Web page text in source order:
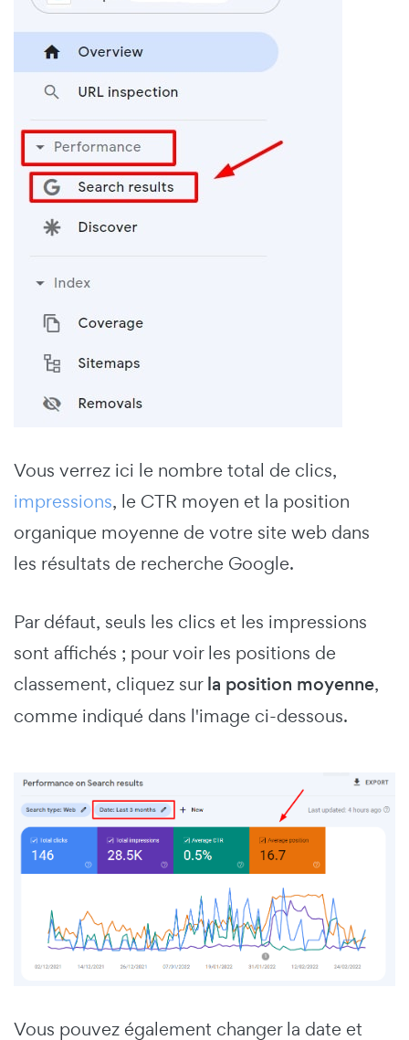
Vous verrez ici le nombre total de clics,
impressions, le CTR moyen et la position
organique moyenne de votre site web dans
les résultats de recherche Google.
Par défaut, seuls les clics et les impressions
sont affichés ; pour voir les positions de
classement, cliquez surla position moyenne,
comme indiqué dans l'image ci-dessous.
Vous pouvez également changer la date et